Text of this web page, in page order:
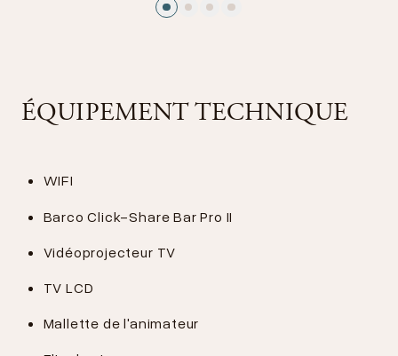
ÉQUIPEMENT TECHNIQUE
WIFI
Barco Click-Share Bar Pro II
Vidéoprojecteur TV
TV LCD
Mallette de l'animateur